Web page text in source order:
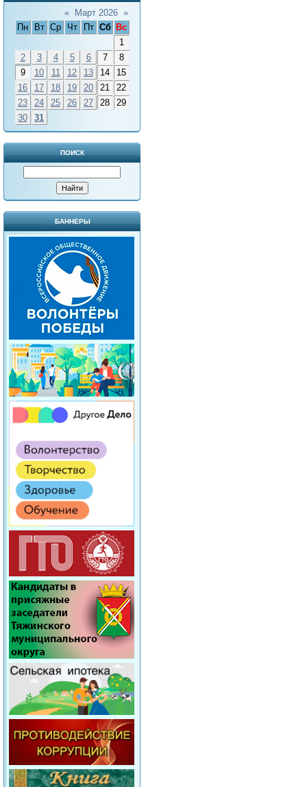
« Март 2026 »
Пн
Вт Ср Чт Пт Сб
Вс
1
2
3 4 5 6 7
8
9
10 11 12 13 14
15
16
17 18 19 20 21
22
23
24 25 26 27 28
29
30
31
ПОИСК
БАННЕРЫ